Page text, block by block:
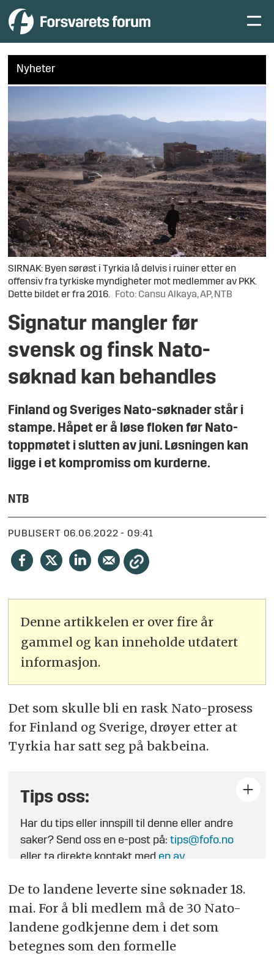
Nyheter
SIRNAK: Byen sørøst i Tyrkia lå delvis i ruiner etter en
offensiv fra tyrkiske myndigheter mot medlemmer av PKK.
Dette bildet er fra 2016.
Foto: Cansu Alkaya, AP, NTB
Signatur mangler før
svensk og finsk Nato-
søknad kan behandles
Finland og Sveriges Nato-søknader står i
stampe. Håpet er å løse floken før Nato-
toppmøtet i slutten av juni. Løsningen kan
ligge i et kompromiss om kurderne.
NTB
PUBLISERT 06.06.2022 - 09:41
Denne artikkelen er over fire år
gammel og kan inneholde utdatert
informasjon.
Det som skulle bli en rask Nato-prosess
for Finland og Sverige, drøyer etter at
Tyrkia har satt seg på bakbeina.
Tips oss:
Har du tips eller innspill til denne eller andre
saker? Send oss en e-post på:tips@fofo.no
eller ta direkte kontakt med en av
De to landene leverte sine søknader 18.
mai. For å bli medlem må de 30 Nato-
landene godkjenne dem i det som
betegnes som den formelle